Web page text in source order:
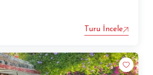
Turu İncele